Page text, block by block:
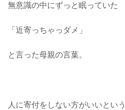
無意識の中にずっと眠っていた
「近寄っちゃっダメ」
と言った母親の言葉。
人に寄付をしない方がいいとい